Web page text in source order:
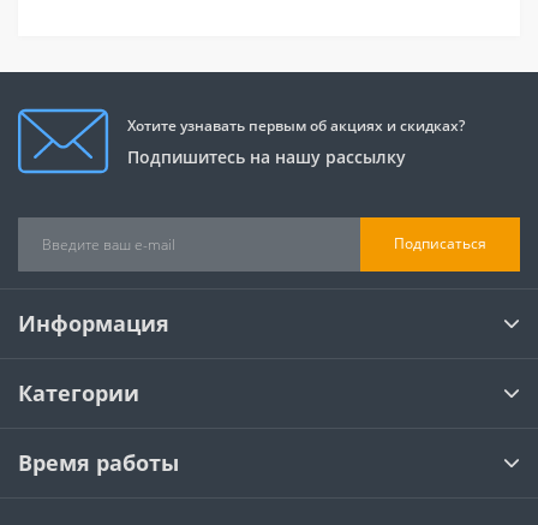
Хотите узнавать первым об акциях и скидках?
Подпишитесь на нашу рассылку
Подписаться
Информация
Категории
Время работы